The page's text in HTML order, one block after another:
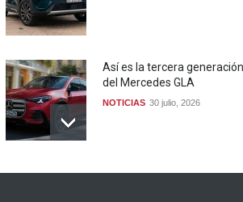
Así es la tercera generación
del Mercedes GLA
NOTICIAS 30 julio, 2026